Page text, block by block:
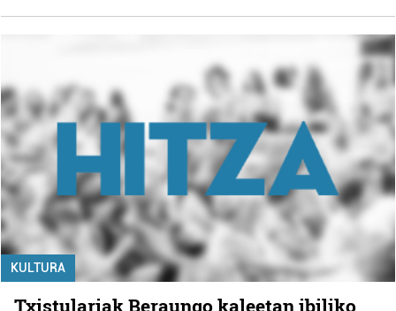
KULTURA
Txistulariak Beraungo kaleetan ibiliko